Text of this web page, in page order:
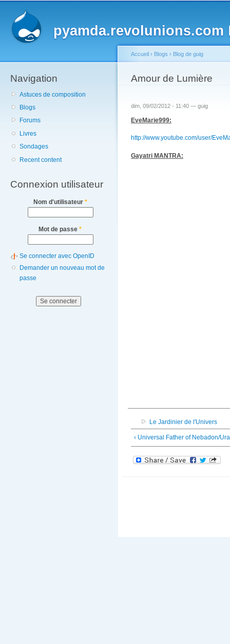
pyamda.revolunions.com
Navigation
Astuces de composition
Blogs
Forums
Livres
Sondages
Recent content
Connexion utilisateur
Nom d'utilisateur *
Mot de passe*
Se connecter avec OpenID
Demander un nouveau mot de
passe
You are here
Accueil › Blogs › Blog de guig
Amour de Lumière
dim, 09/02/2012 - 11:40 — guig
EveMarie999:
http://www.youtube.com/user/
Gayatri MANTRA:
Le Jardinier de l'Univers
‹ Universal Father of Nebadon/